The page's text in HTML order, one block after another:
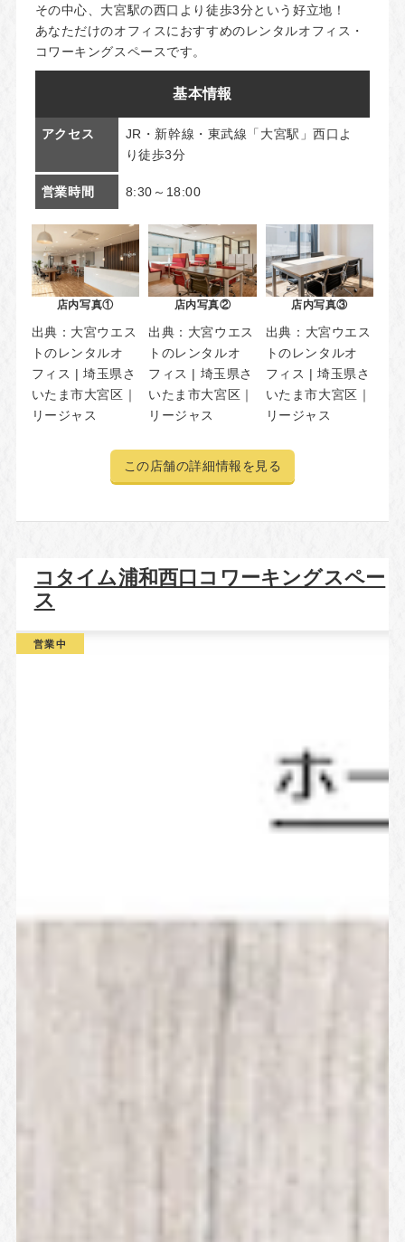
その中心、大宮駅の西口より徒歩3分という好立地！
あなただけのオフィスにおすすめのレンタルオフィス・
コワーキングスペースです。
基本情報
アクセス
JR・新幹線・東武線「大宮駅」西口よ
り徒歩3分
営業時間 8:30～18:00
店内写真①
出典： 大宮ウエス
トのレンタルオ
フィス | 埼玉県さ
いたま市大宮区｜
リージャス
店内写真②
出典： 大宮ウエス
トのレンタルオ
フィス | 埼玉県さ
いたま市大宮区｜
リージャス
店内写真③
出典： 大宮ウエス
トのレンタルオ
フィス | 埼玉県さ
いたま市大宮区｜
リージャス
この店舗の詳細情報を見る
コタイム浦和西口コワーキングスペー
ス
営業中